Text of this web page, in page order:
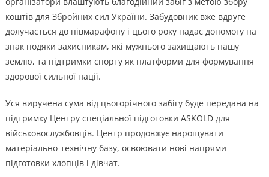
коштів для Збройних сил України. Забудовник вже вдруге
долучається до півмарафону і цього року надає допомогу на
знак подяки захисникам, які мужнього захищають нашу
землю, та підтримки спорту як платформи для формування
здорової сильної нації.
Уся виручена сума від цьогорічного забігу буде передана на
підтримку Центру спеціальної підготовки ASKOLD для
військовослужбовців. Центр продовжує нарощувати
матеріально-технічну базу, освоювати нові напрями
підготовки хлопців і дівчат.